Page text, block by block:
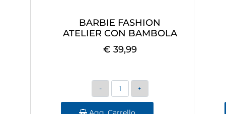
BARBIE FASHION
ATELIER CON BAMBOLA
€ 39,99
Quantità